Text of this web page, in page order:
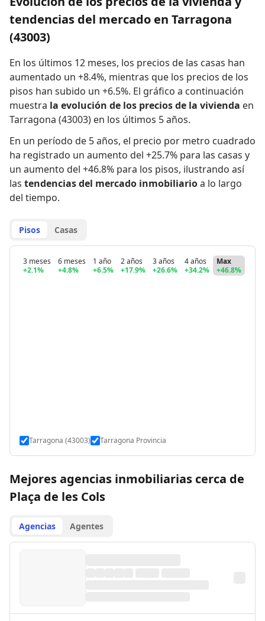
tendencias del mercado en Tarragona
(43003)
En los últimos 12 meses, los precios de las casas han
aumentado un +8.4%, mientras que los precios de los
pisos han subido un +6.5%. El gráfico a continuación
muestra la evolución de los precios de la vivienda en
Tarragona (43003) en los últimos 5 años.
En un período de 5 años, el precio por metro cuadrado
ha registrado un aumento del +25.7% para las casas y
un aumento del +46.8% para los pisos, ilustrando así
las tendencias del mercado inmobiliarioa lo largo
del tiempo.
Pisos Casas
3 meses
+2.1%
6 meses
+4.8%
1 año
+6.5%
2 años
+17.9%
3 años
+26.6%
4 años
+34.2%
Max
+46.8%
Tarragona (43003) Tarragona Provincia
Mejores agencias inmobiliarias cerca de
Plaça de les Cols
Agencias Agentes